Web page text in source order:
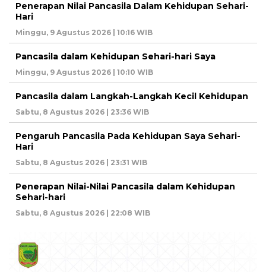
Penerapan Nilai Pancasila Dalam Kehidupan Sehari-
Hari
Minggu, 9 Agustus 2026 | 10:16 WIB
Pancasila dalam Kehidupan Sehari-hari Saya
Minggu, 9 Agustus 2026 | 10:10 WIB
Pancasila dalam Langkah-Langkah Kecil Kehidupan
Sabtu, 8 Agustus 2026 | 23:36 WIB
Pengaruh Pancasila Pada Kehidupan Saya Sehari-
Hari
Sabtu, 8 Agustus 2026 | 23:31 WIB
Penerapan Nilai-Nilai Pancasila dalam Kehidupan
Sehari-hari
Sabtu, 8 Agustus 2026 | 22:08 WIB